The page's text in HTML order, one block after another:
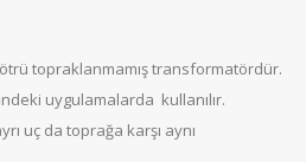
topraklanmamış transformatördür.
uygulamalarda kullanılır.
uç da toprağa karşı aynı